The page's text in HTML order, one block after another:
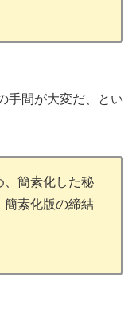
手間が大変だ、とい
、簡素化した秘
簡素化版の締結